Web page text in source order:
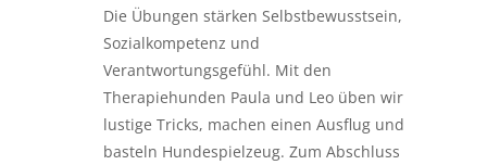
Die Übungen stärken Selbstbewusstsein,
Sozialkompetenz und
Verantwortungsgefühl. Mit den
Therapiehunden Paula und Leo üben wir
lustige Tricks, machen einen Ausflug und
basteln Hundespielzeug. Zum Abschluss